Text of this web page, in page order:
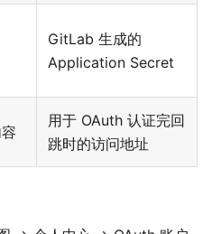
GitLab 生成的
Application Secret
用于 OAuth 认证完回
跳时的访问地址